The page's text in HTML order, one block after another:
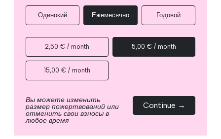
Одинокий Ежемесячно Годовой
2,50 € / month 5,00 € / month
15,00 € / month
Вы можете изменить
размер пожертвований или
отменить свои взносы в
любое время
Continue →